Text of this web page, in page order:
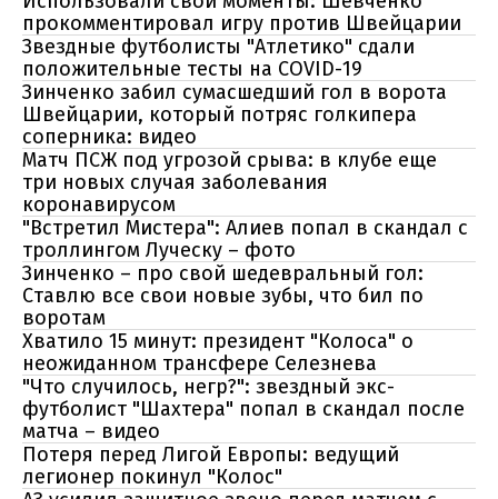
прокомментировал игру против Швейцарии
Звездные футболисты "Атлетико" сдали
положительные тесты на COVID-19
Зинченко забил сумасшедший гол в ворота
Швейцарии, который потряс голкипера
соперника: видео
Матч ПСЖ под угрозой срыва: в клубе еще
три новых случая заболевания
коронавирусом
"Встретил Мистера": Алиев попал в скандал с
троллингом Луческу – фото
Зинченко – про свой шедевральный гол:
Ставлю все свои новые зубы, что бил по
воротам
Хватило 15 минут: президент "Колоса" о
неожиданном трансфере Селезнева
"Что случилось, негр?": звездный экс-
футболист "Шахтера" попал в скандал после
матча – видео
Потеря перед Лигой Европы: ведущий
легионер покинул "Колос"